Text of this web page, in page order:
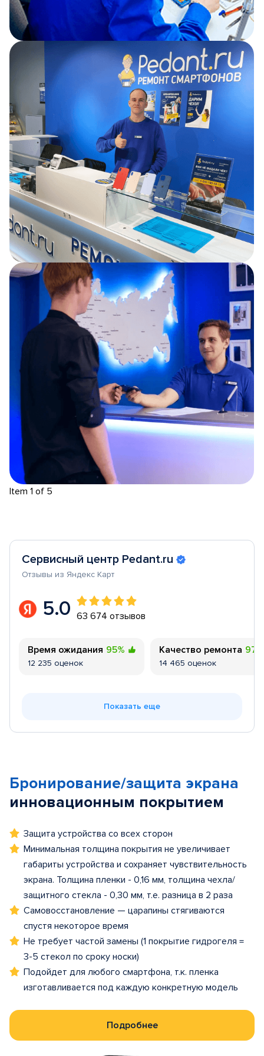
Item 1 of 5
Сервисный центр Pedant.ru
Отзывы из Яндекс Карт
5.0 63 674 отзывов
Время ожидания 95%
12 235 оценок
Качество ремонта 97%
14 465 оценок
Показать еще
Бронирование/защита экрана
инновационным покрытием
Защита устройства со всех сторон
Минимальная толщина покрытия не увеличивает
габариты устройства и сохраняет чувствительность
экрана. Толщина пленки - 0,16 мм, толщина чехла/
защитного стекла - 0,30 мм, т.е. разница в 2 раза
Самовосстановление — царапины стягиваются
спустя некоторое время
Не требует частой замены (1 покрытие гидрогеля =
3-5 стекол по сроку носки)
Подойдет для любого смартфона, т.к. пленка
изготавливается под каждую конкретную модель
Подробнее